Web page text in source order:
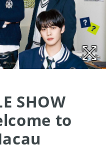
SHOW
to